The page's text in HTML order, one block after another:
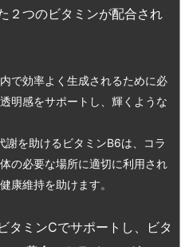
２つのビタミンが配合され
で効率よく生成されるために必
明感をサポートし、輝くような
謝を助けるビタミンB6は、コラ
の必要な場所に適切に利用され
康維持を助けます。
タミンCでサポートし、ビタ